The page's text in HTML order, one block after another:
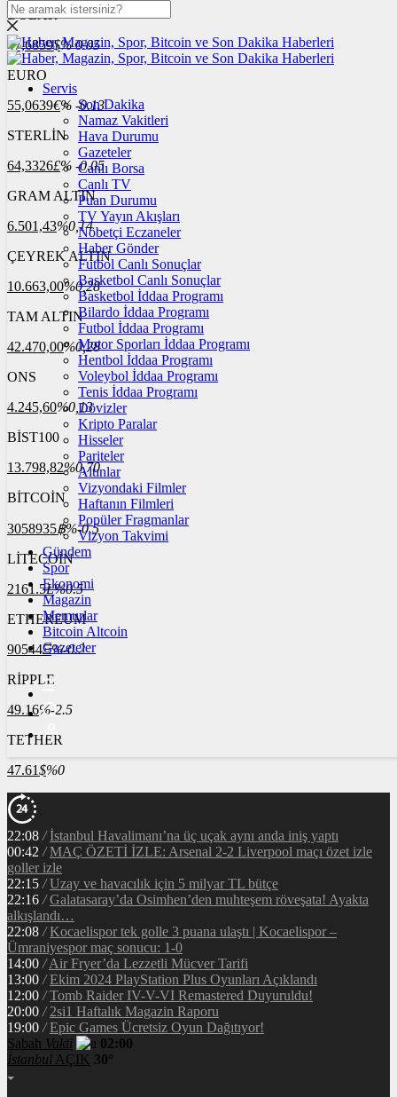
DOLAR
47,6859$% 0.05
EURO
55,0639€% -0.13
STERLİN
64,3326£% -0.05
GRAM ALTIN
6.501,43%0,14
ÇEYREK ALTIN
10.663,00%0,28
TAM ALTIN
42.470,00%0,28
ONS
4.245,60%0,13
BİST100
13.798,82%0,70
BİTCOİN
3058935฿%-0.5
LİTECOİN
2161.5Ł%0.5
ETHEREUM
90544Ξ%-0.2
RİPPLE
49.16%-2.5
TETHER
47.61$%0
Servis
Son Dakika
Namaz Vakitleri
Hava Durumu
Gazeteler
Canlı Borsa
Canlı TV
Puan Durumu
TV Yayın Akışları
Nöbetçi Eczaneler
Haber Gönder
Futbol Canlı Sonuçlar
Basketbol Canlı Sonuçlar
Basketbol İddaa Programı
Bilardo İddaa Programı
Futbol İddaa Programı
Motor Sporları İddaa Programı
Hentbol İddaa Programı
Voleybol İddaa Programı
Tenis İddaa Programı
Dövizler
Kripto Paralar
Hisseler
Pariteler
Altınlar
Vizyondaki Filmler
Haftanın Filmleri
Popüler Fragmanlar
Vizyon Takvimi
Gündem
Spor
Ekonomi
Magazin
Memurlar
Bitcoin Altcoin
Gazeteler
22:08 / İstanbul Havalimanı’na üç uçak aynı anda iniş yaptı
00:42 / MAÇ ÖZETİ İZLE: Arsenal 2-2 Liverpool maçı özet izle
goller izle
22:15 / Uzay ve havacılık için 5 milyar TL bütçe
22:16 / Galatasaray’da Osimhen’den muhteşem röveşata! Ayakta
alkışlandı…
22:08 / Kocaelispor tek golle 3 puana ulaştı | Kocaelispor –
Ümraniyespor maç sonucu: 1-0
14:00 / Air Fryer’da Lezzetli Mücver Tarifi
13:00 / Ekim 2024 PlayStation Plus Oyunları Açıklandı
12:00 / Tomb Raider IV-V-VI Remastered Duyuruldu!
20:00 / 2si1 Haftalık Magazin Raporu
19:00 / Epic Games Ücretsiz Oyun Dağıtıyor!
Sabah Vakti
02:00
İstanbul AÇIK 30°